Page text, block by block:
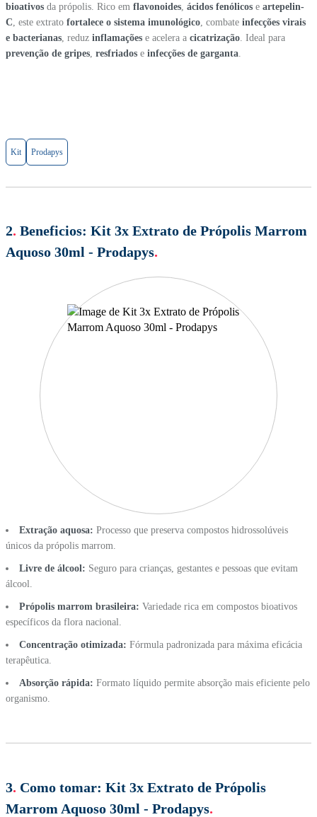
bioativos da própolis. Rico em flavonoides ácidos fenólicos e artepelin-
C , este extrato fortalece o sistema imunológico , combate infecções virais
e bacterianas , reduz inflamações e acelera a cicatrização . Ideal para
prevenção de gripes resfriados e infecções de garganta
Kit Prodapys
2. Beneficios: Kit 3x Extrato de Própolis Marrom
Aquoso 30ml - Prodapys.
Extração aquosa: Processo que preserva compostos hidrossolúveis
únicos da própolis marrom.
Livre de álcool: Seguro para crianças, gestantes e pessoas que evitam
álcool.
Própolis marrom brasileira: Variedade rica em compostos bioativos
específicos da flora nacional.
Concentração otimizada: Fórmula padronizada para máxima eficácia
terapêutica.
Absorção rápida: Formato líquido permite absorção mais eficiente pelo
organismo.
3. Como tomar: Kit 3x Extrato de Própolis
Marrom Aquoso 30ml - Prodapys.